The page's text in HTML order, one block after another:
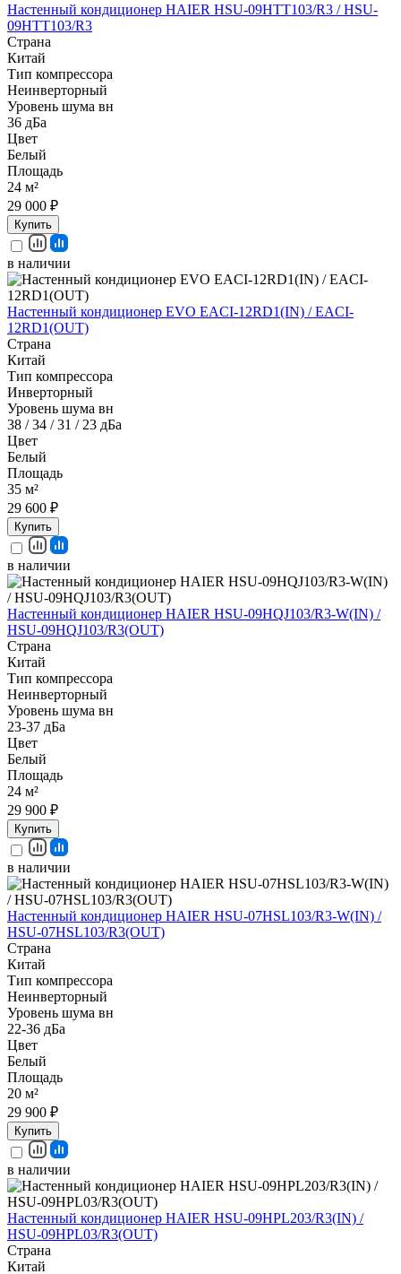
Настенный кондиционер HAIER HSU-09HTT103/R3 / HSU-
09HTT103/R3
Страна
Китай
Тип компрессора
Неинверторный
Уровень шума вн
36 дБа
Цвет
Белый
Площадь
24 м²
29 000 ₽
Купить
в наличии
Настенный кондиционер EVO EACI-12RD1(IN) / EACI-
12RD1(OUT)
Страна
Китай
Тип компрессора
Инверторный
Уровень шума вн
38 / 34 / 31 / 23 дБа
Цвет
Белый
Площадь
35 м²
29 600 ₽
Купить
в наличии
Настенный кондиционер HAIER HSU-09HQJ103/R3-W(IN) /
HSU-09HQJ103/R3(OUT)
Страна
Китай
Тип компрессора
Неинверторный
Уровень шума вн
23-37 дБа
Цвет
Белый
Площадь
24 м²
29 900 ₽
Купить
в наличии
Настенный кондиционер HAIER HSU-07HSL103/R3-W(IN) /
HSU-07HSL103/R3(OUT)
Страна
Китай
Тип компрессора
Неинверторный
Уровень шума вн
22-36 дБа
Цвет
Белый
Площадь
20 м²
29 900 ₽
Купить
в наличии
Настенный кондиционер HAIER HSU-09HPL203/R3(IN) /
HSU-09HPL03/R3(OUT)
Страна
Китай